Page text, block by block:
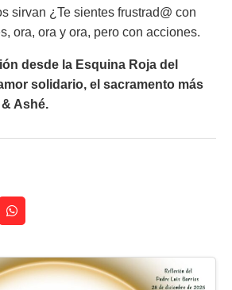
sirvan ¿Te sientes frustrad@ con
ora, ora y ora, pero con acciones.
desde la Esquina Roja del
solidario, el sacramento más
Ashé.